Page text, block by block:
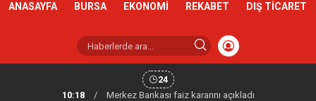
ANASAYFA BURSA EKONOMİ REKABET DIŞ TİCARET
24
10:18
/ Merkez Bankası faiz kararını açıkladı